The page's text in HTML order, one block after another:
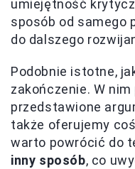
umiejętność
sposób od samego
do dalszego
Podobnie istotne,
zakończenie. W
przedstawione
także oferujemy
warto powrócić do
inny sposób, co